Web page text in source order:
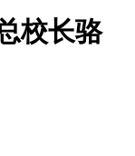
校长骆